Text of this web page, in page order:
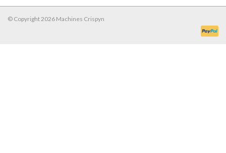
© Copyright 2026 Machines Crispyn